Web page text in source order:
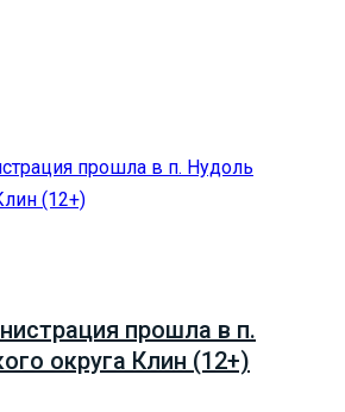
прошла в п.
округа Клин (12+)